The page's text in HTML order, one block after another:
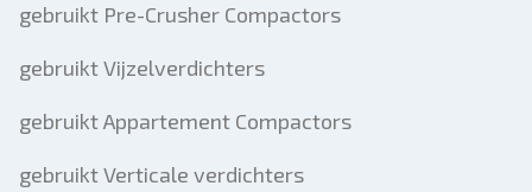
gebruikt Pre-Crusher Compactors
gebruikt Vijzelverdichters
gebruikt Appartement Compactors
gebruikt Verticale verdichters